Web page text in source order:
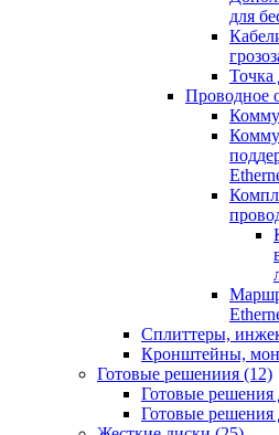
для
Точка
Проводное
Сплиттеры,
Кронштейны,
Готовые решениия (12)
Готовые
Готовые